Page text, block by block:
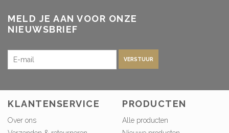
MELD JE AAN VOOR ONZE
NIEUWSBRIEF
VERSTUUR
KLANTENSERVICE
Over ons
PRODUCTEN
Alle producten